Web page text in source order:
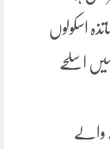
اسکولوں
اسلحے
والے